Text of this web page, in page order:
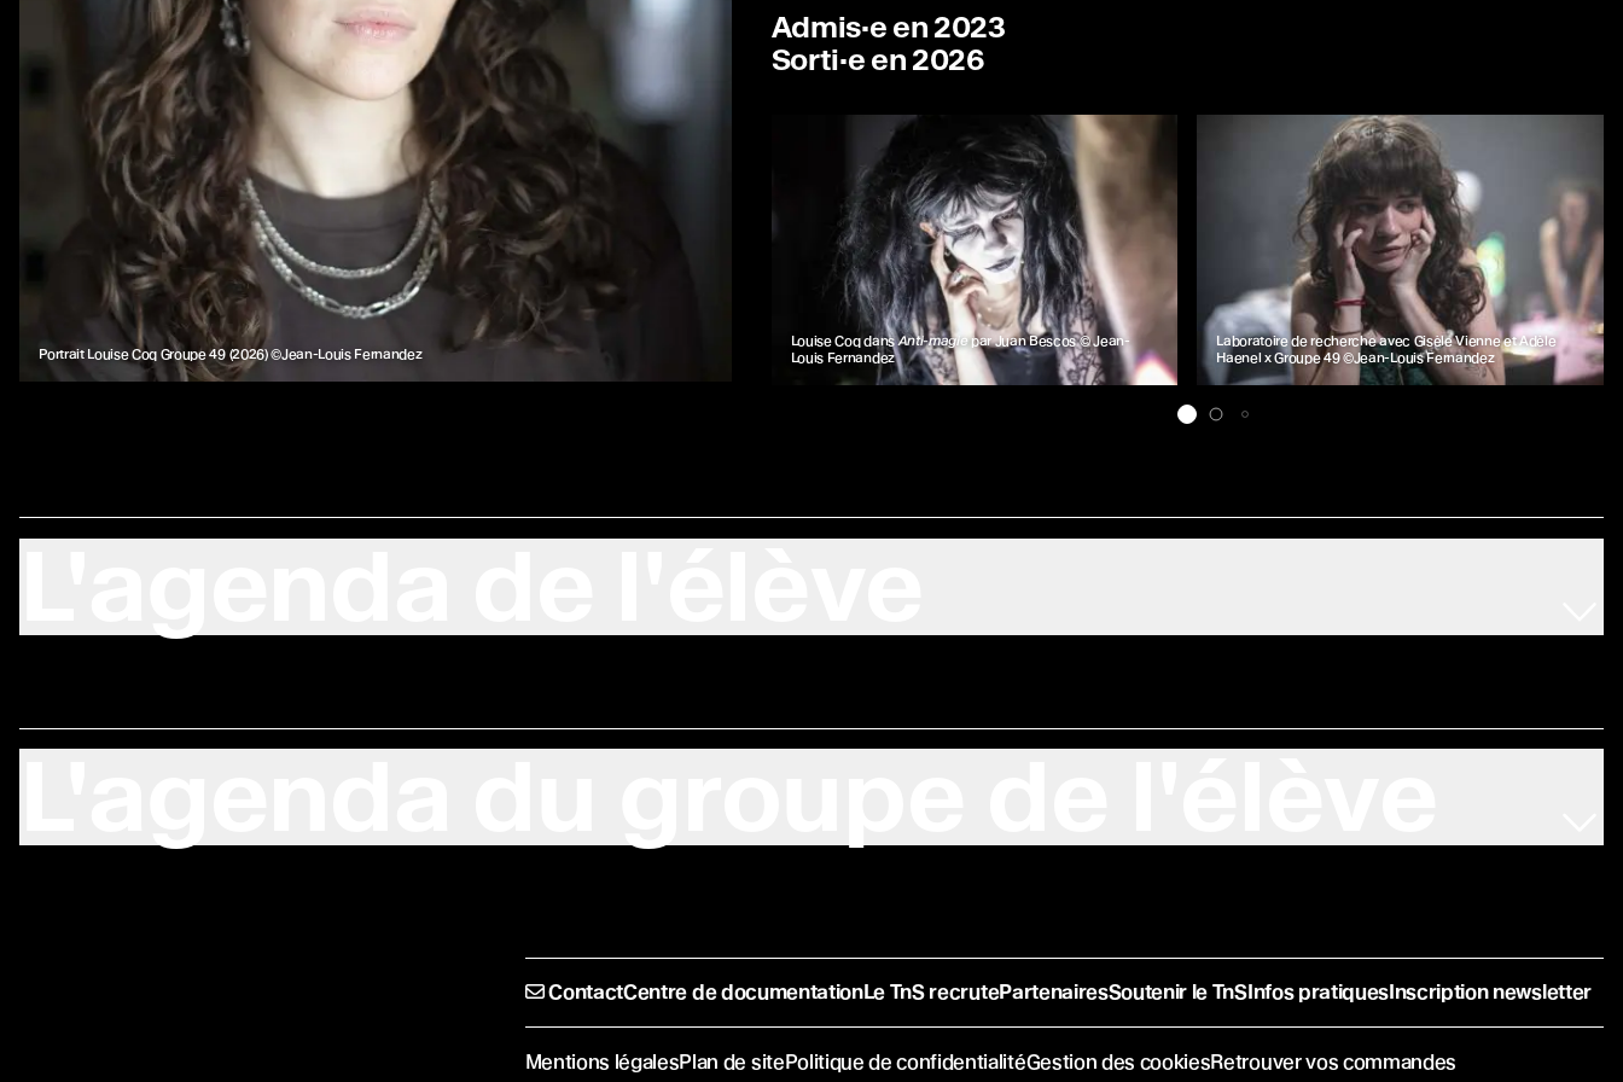
Portrait Louise Coq Groupe 49 (2026) ©Jean-Louis Fernandez
Admis·e en 2023
Sorti·e en 2026
Louise Coq dansAnti-magiepar Juan Bescos © Jean-
Louis Fernandez
Laboratoire de recherche avec Gisèle Vienne et Adèle
Haenel x Groupe 49 ©Jean-Louis Fernandez
ContactCentre de documentationLe TnS recrutePartenairesSoutenir le TnSInfos pratiques Inscription newsletter
Mentions légalesPlan de sitePolitique de confidentialitéGestion des cookiesRetrouver vos commandes